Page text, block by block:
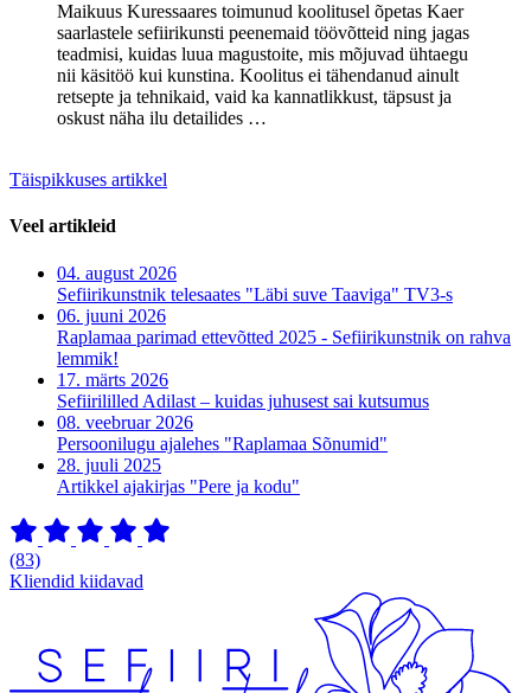
Maikuus Kuressaares toimunud koolitusel õpetas Kaer
saarlastele sefiirikunsti peenemaid töövõtteid ning jagas
teadmisi, kuidas luua magustoite, mis mõjuvad ühtaegu
nii käsitöö kui kunstina. Koolitus ei tähendanud ainult
retsepte ja tehnikaid, vaid ka kannatlikkust, täpsust ja
oskust näha ilu detailides …
Täispikkuses artikkel
Veel artikleid
04. august 2026
Sefiirikunstnik telesaates "Läbi suve Taaviga" TV3-s
06. juuni 2026
Raplamaa parimad ettevõtted 2025 - Sefiirikunstnik on rahva
lemmik!
17. märts 2026
Sefiirililled Adilast – kuidas juhusest sai kutsumus
08. veebruar 2026
Persoonilugu ajalehes "Raplamaa Sõnumid"
28. juuli 2025
Artikkel ajakirjas "Pere ja kodu"
(83)
Kliendid kiidavad